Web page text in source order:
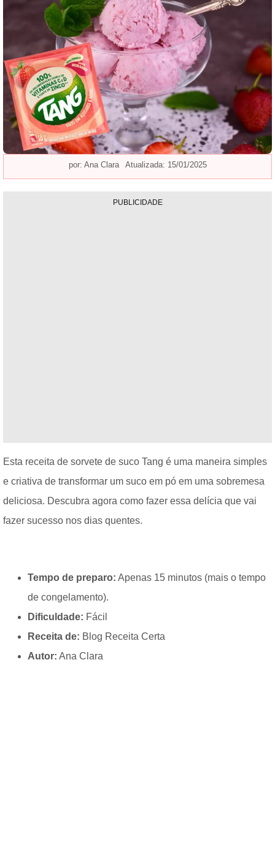
por: Ana Clara Atualizada: 15/01/2025
PUBLICIDADE
Esta receita de sorvete de suco Tang é uma maneira simples
e criativa de transformar um suco em pó em uma sobremesa
deliciosa. Descubra agora como fazer essa delícia que vai
fazer sucesso nos dias quentes.
Tempo de preparo: Apenas 15 minutos (mais o tempo
de congelamento).
Dificuldade: Fácil
Receita de: Blog Receita Certa
Autor: Ana Clara